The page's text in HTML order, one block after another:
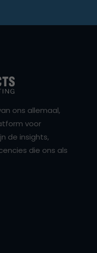
ons allemaal,
voor
de insights,
die ons als